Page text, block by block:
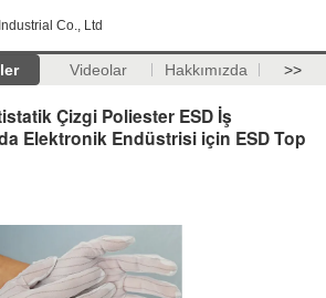
Co., Ltd
Videolar Hakkımızda >>
Çizgi Poliester ESD İş
Elektronik Endüstrisi için ESD Top